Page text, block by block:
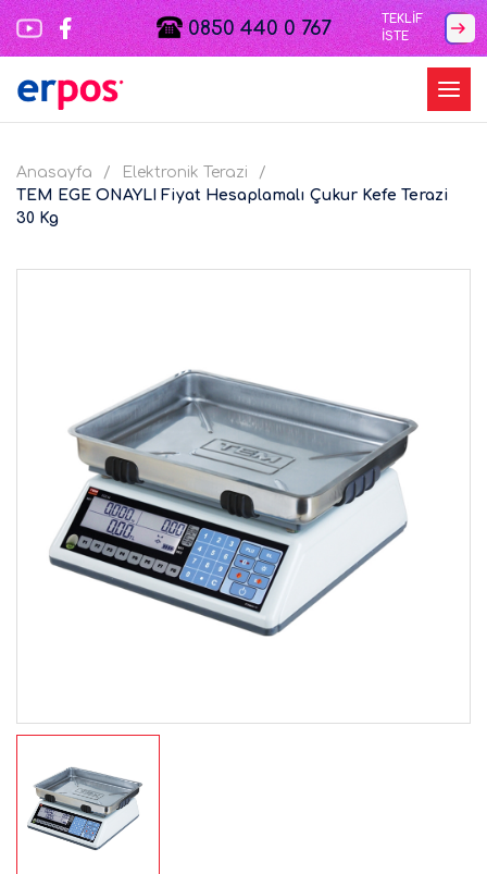
0850 440 0 767
TEKLİF
İSTE
Anasayfa
Elektronik Terazi
TEM EGE ONAYLI Fiyat Hesaplamalı Çukur Kefe Terazi
30 Kg